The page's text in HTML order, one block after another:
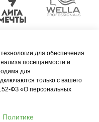
для обеспечения
посещаемости и
для
только с вашего
ФЗ «О персональных
Политике